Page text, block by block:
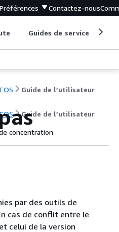
Préférences Contactez-nous
Guides de service
Guide de l’utilisateur
Guide de l’utilisateur
concentration
par des outils de
cas de conflit entre le
celui de la version